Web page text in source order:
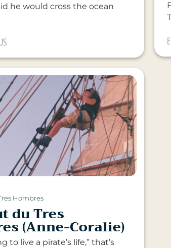
he would cross the ocean
Hombres
du Tres
(Anne-Coralie)
to live a pirate’s life,” that’s